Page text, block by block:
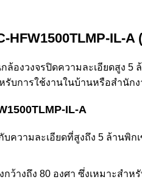
IL-A
กล้องวงจรปิดความละเอียดสูง
รับการใช้งานในบ้านหรือสำนั
IL-A
บความละเอียดที่สูงถึง 5 ล้านพิ
กว้างถึง 80 องศา ซึ่งเหมาะสำ